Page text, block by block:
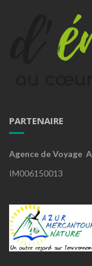
PARTENAIRE
Agence de Voyage
IM006150013